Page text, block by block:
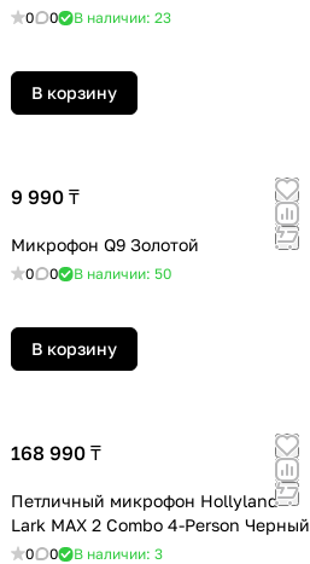
0 0 В наличии: 23
В корзину
9 990 ₸
Микрофон Q9 Золотой
0 0 В наличии: 50
В корзину
168 990 ₸
Петличный микрофон Hollyland
Lark MAX 2 Combo 4-Person Черный
0 0 В наличии: 3